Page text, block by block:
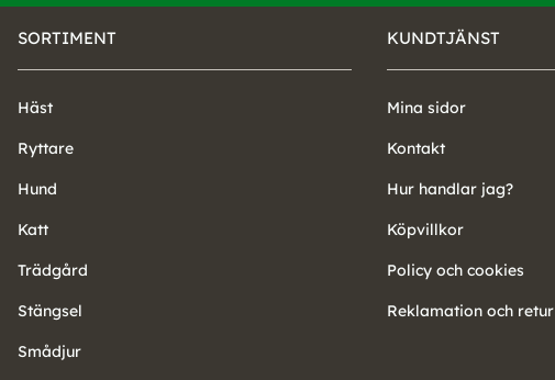
SORTIMENT
Häst
Ryttare
Hund
Katt
Trädgård
Stängsel
Smådjur
KUNDTJÄNST
Mina sidor
Kontakt
Hur handlar jag?
Köpvillkor
Policy och cookies
Reklamation och retur